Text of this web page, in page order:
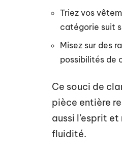
Triez vos
catégorie suit
Misez sur des
possibilités de
Ce souci de
pièce entière
aussi l’esprit
fluidité.